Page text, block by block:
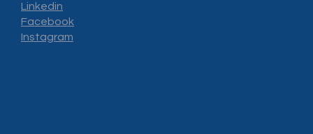
Linkedin
Facebook
Instagram